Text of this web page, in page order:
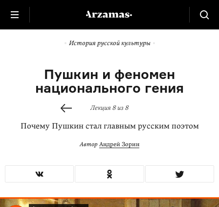
История русской культуры
Пушкин и феномен
национального гения
Лекция 8 из 8
Почему Пушкин стал главным русским поэтом
Автор Андрей Зорин